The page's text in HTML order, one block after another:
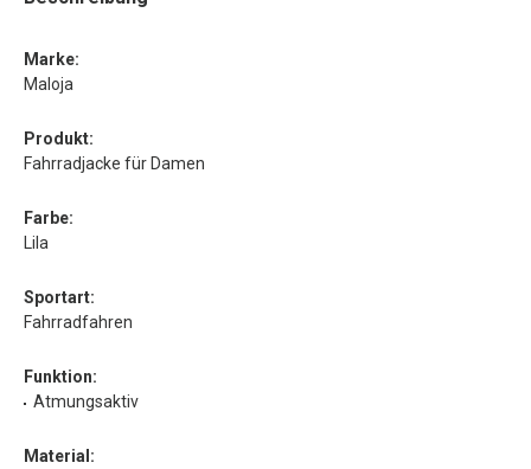
Marke:
Maloja
Produkt:
Fahrradjacke für Damen
Farbe:
Lila
Sportart:
Fahrradfahren
Funktion:
Atmungsaktiv
Material: